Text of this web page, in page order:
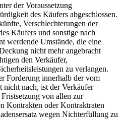
der Voraussetzung
des Käufers abgeschlossen.
Verschlechterungen der
Käufers und sonstige nach
werdende Umstände, die eine
nicht mehr angebracht
den Verkäufer,
zu verlangen.
Forderung innerhalb der vom
nicht nach, ist der Verkäufer
von allen zur
Kontrakten oder Kontraktraten
wegen Nichterfüllung zu